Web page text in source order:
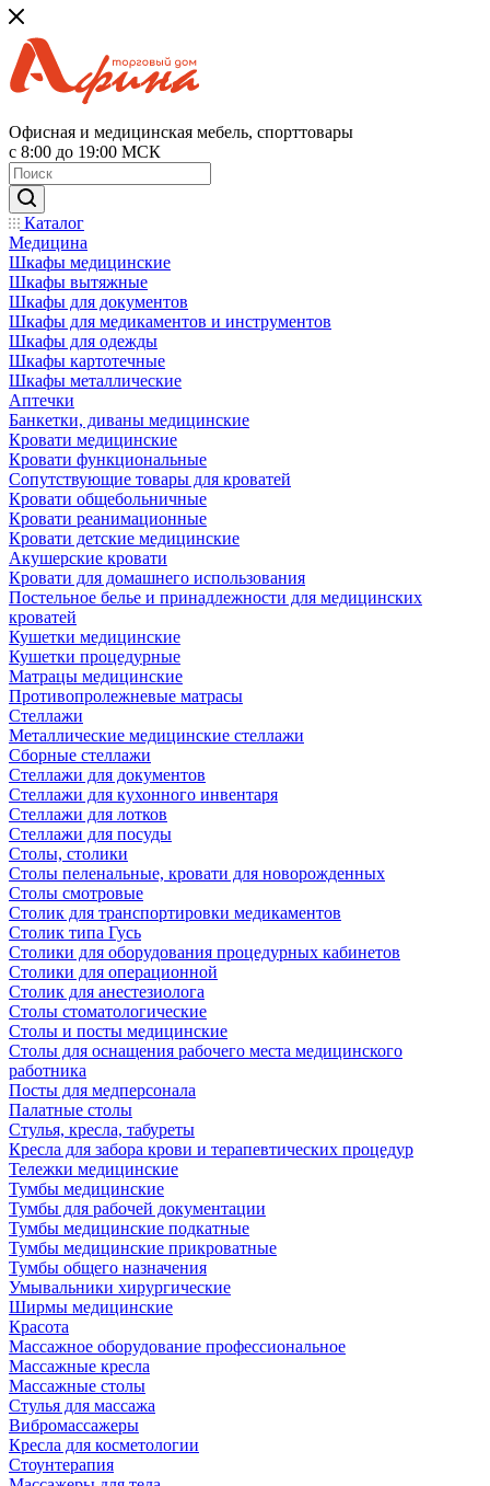
Офисная и медицинская мебель, спорттовары
с 8:00 до 19:00 МСК
Каталог
Медицина
Шкафы медицинские
Шкафы вытяжные
Шкафы для документов
Шкафы для медикаментов и инструментов
Шкафы для одежды
Шкафы картотечные
Шкафы металлические
Аптечки
Банкетки, диваны медицинские
Кровати медицинские
Кровати функциональные
Сопутствующие товары для кроватей
Кровати общебольничные
Кровати реанимационные
Кровати детские медицинские
Акушерские кровати
Кровати для домашнего использования
Постельное белье и принадлежности для медицинских
кроватей
Кушетки медицинские
Кушетки процедурные
Матрацы медицинские
Противопролежневые матрасы
Стеллажи
Металлические медицинские стеллажи
Сборные стеллажи
Стеллажи для документов
Стеллажи для кухонного инвентаря
Стеллажи для лотков
Стеллажи для посуды
Столы, столики
Столы пеленальные, кровати для новорожденных
Столы смотровые
Столик для транспортировки медикаментов
Столик типа Гусь
Столики для оборудования процедурных кабинетов
Столики для операционной
Столик для анестезиолога
Столы стоматологические
Столы и посты медицинские
Столы для оснащения рабочего места медицинского
работника
Посты для медперсонала
Палатные столы
Стулья, кресла, табуреты
Кресла для забора крови и терапевтических процедур
Тележки медицинские
Тумбы медицинские
Тумбы для рабочей документации
Тумбы медицинские подкатные
Тумбы медицинские прикроватные
Тумбы общего назначения
Умывальники хирургические
Ширмы медицинские
Красота
Массажное оборудование профессиональное
Массажные кресла
Массажные столы
Стулья для массажа
Вибромассажеры
Кресла для косметологии
Стоунтерапия